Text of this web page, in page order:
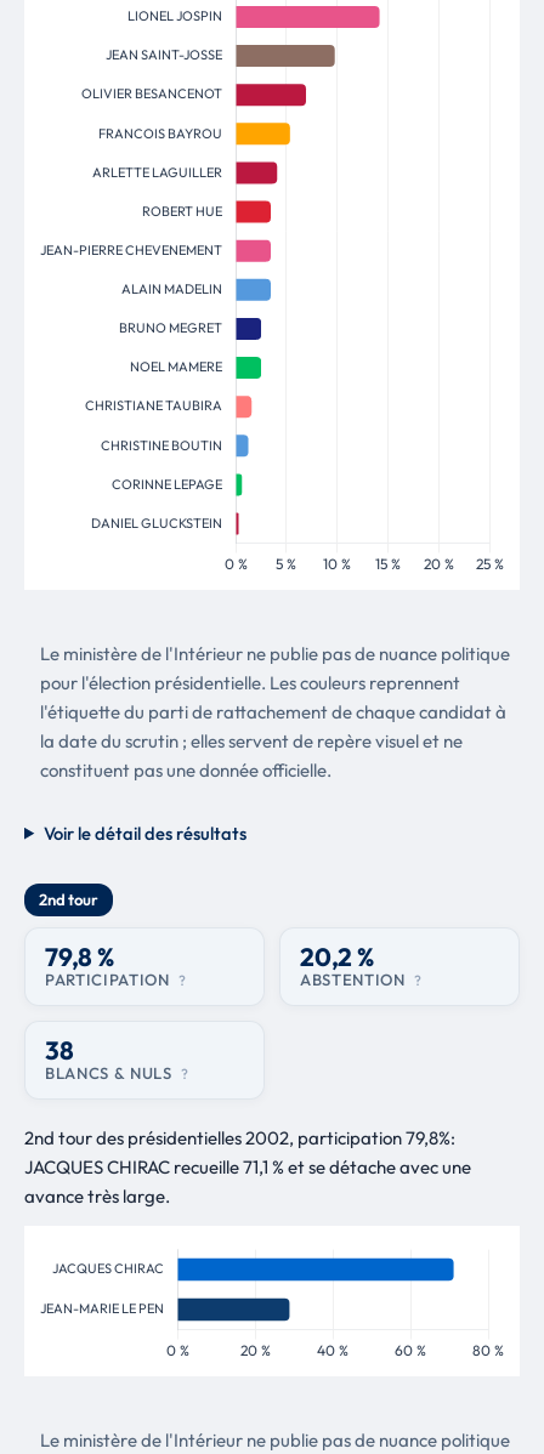
Le ministère de l'Intérieur ne publie pas de nuance politique
pour l'élection présidentielle. Les couleurs reprennent
l'étiquette du parti de rattachement de chaque candidat à
la date du scrutin ; elles servent de repère visuel et ne
constituent pas une donnée officielle.
Voir le détail des résultats
2nd tour
79,8 %
PARTICIPATION ?
20,2 %
ABSTENTION ?
38
BLANCS & NULS ?
2nd tour des présidentielles 2002, participation 79,8%:
JACQUES CHIRAC recueille 71,1 % et se détache avec une
avance très large.
Le ministère de l'Intérieur ne publie pas de nuance politique